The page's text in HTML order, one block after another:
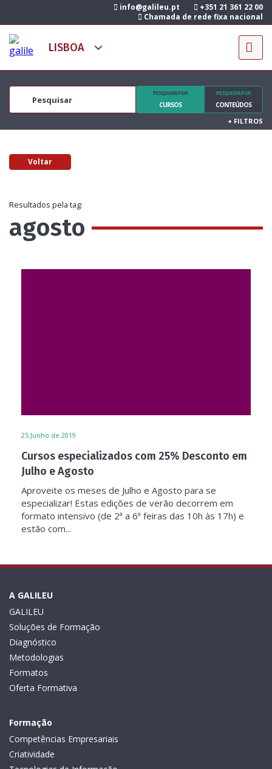
info@galileu.pt
+351 21 361 22 00
Chamada de rede fixa nacional
PESQUISAR POR
CURSOS
PESQUISAR POR
CONTEÚDOS
+ FILTROS
Voltar
Resultados pela tag:
agosto
25 Junho de 2019
Cursos especializados com 25% Desconto em
Julho e Agosto
Aproveite os meses de Julho e Agosto para se
especializar! Estas edições de verão decorrem em
formato intensivo (de 2ª a 6ª feiras das 10h às 17h) e
estão com...
A GALILEU
GALILEU
Soluções de Formação
Diagnóstico
Metodologias
Formatos
Oferta Formativa
Formação
Competências Empresariais
Criatividade